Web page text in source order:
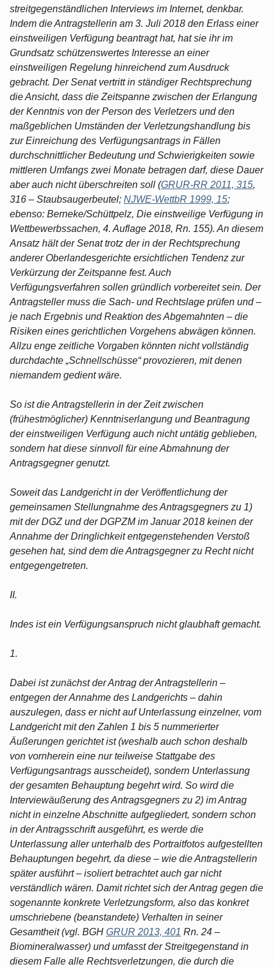
streitgegenständlichen Interviews im Internet, denkbar.
Indem die Antragstellerin am 3. Juli 2018 den Erlass einer
einstweiligen Verfügung beantragt hat, hat sie ihr im
Grundsatz schützenswertes Interesse an einer
einstweiligen Regelung hinreichend zum Ausdruck
gebracht. Der Senat vertritt in ständiger Rechtsprechung
die Ansicht, dass die Zeitspanne zwischen der Erlangung
der Kenntnis von der Person des Verletzers und den
maßgeblichen Umständen der Verletzungshandlung bis
zur Einreichung des Verfügungsantrags in Fällen
durchschnittlicher Bedeutung und Schwierigkeiten sowie
mittleren Umfangs zwei Monate betragen darf, diese Dauer
aber auch nicht überschreiten soll (GRUR-RR 2011, 315,
316 – Staubsaugerbeutel; NJWE-WettbR 1999, 15;
ebenso: Berneke/Schüttpelz, Die einstweilige Verfügung in
Wettbewerbssachen, 4. Auflage 2018, Rn. 155). An diesem
Ansatz hält der Senat trotz der in der Rechtsprechung
anderer Oberlandesgerichte ersichtlichen Tendenz zur
Verkürzung der Zeitspanne fest. Auch
Verfügungsverfahren sollen gründlich vorbereitet sein. Der
Antragsteller muss die Sach- und Rechtslage prüfen und –
je nach Ergebnis und Reaktion des Abgemahnten – die
Risiken eines gerichtlichen Vorgehens abwägen können.
Allzu enge zeitliche Vorgaben könnten nicht vollständig
durchdachte „Schnellschüsse“ provozieren, mit denen
niemandem gedient wäre.
So ist die Antragstellerin in der Zeit zwischen
(frühestmöglicher) Kenntniserlangung und Beantragung
der einstweiligen Verfügung auch nicht untätig geblieben,
sondern hat diese sinnvoll für eine Abmahnung der
Antragsgegner genutzt.
Soweit das Landgericht in der Veröffentlichung der
gemeinsamen Stellungnahme des Antragsgegners zu 1)
mit der DGZ und der DGPZM im Januar 2018 keinen der
Annahme der Dringlichkeit entgegenstehenden Verstoß
gesehen hat, sind dem die Antragsgegner zu Recht nicht
entgegengetreten.
II.
Indes ist ein Verfügungsanspruch nicht glaubhaft gemacht.
1.
Dabei ist zunächst der Antrag der Antragstellerin –
entgegen der Annahme des Landgerichts – dahin
auszulegen, dass er nicht auf Unterlassung einzelner, vom
Landgericht mit den Zahlen 1 bis 5 nummerierter
Äußerungen gerichtet ist (weshalb auch schon deshalb
von vornherein eine nur teilweise Stattgabe des
Verfügungsantrags ausscheidet), sondern Unterlassung
der gesamten Behauptung begehrt wird. So wird die
Interviewäußerung des Antragsgegners zu 2) im Antrag
nicht in einzelne Abschnitte aufgegliedert, sondern schon
in der Antragsschrift ausgeführt, es werde die
Unterlassung aller unterhalb des Portraitfotos aufgestellten
Behauptungen begehrt, da diese – wie die Antragstellerin
später ausführt – isoliert betrachtet auch gar nicht
verständlich wären. Damit richtet sich der Antrag gegen die
sogenannte konkrete Verletzungsform, also das konkret
umschriebene (beanstandete) Verhalten in seiner
Gesamtheit (vgl. BGH GRUR 2013, 401 Rn. 24 –
Biomineralwasser) und umfasst der Streitgegenstand in
diesem Falle alle Rechtsverletzungen, die durch die